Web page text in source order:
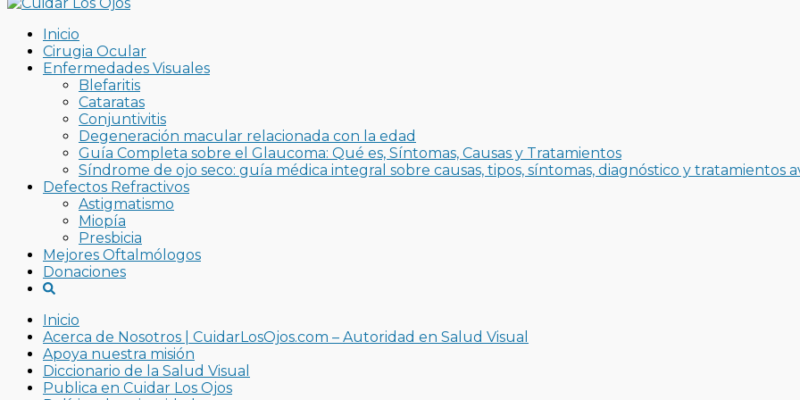
Inicio
Cirugia Ocular
Enfermedades Visuales
Blefaritis
Cataratas
Conjuntivitis
Degeneración macular relacionada con la edad
Guía Completa sobre el Glaucoma: Qué es, Síntomas, Causas y Tratamientos
Síndrome de ojo seco: guía médica integral sobre causas, tipos, síntomas, diagnóstico y tratamientos
Defectos Refractivos
Astigmatismo
Miopía
Presbicia
Mejores Oftalmólogos
Donaciones
Inicio
Acerca de Nosotros | CuidarLosOjos.com – Autoridad en Salud Visual
Apoya nuestra misión
Diccionario de la Salud Visual
Publica en Cuidar Los Ojos